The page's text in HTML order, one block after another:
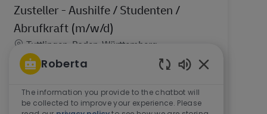
Zusteller - Aushilfe / Studenten /
Abrufkraft (m/w/d)
Location
Tuttlingen, Baden-Württemberg,
Germany
Werde Aushilfe auf Abruf als Postbote für Pakete
und Briefe. Als Aushilfe bist du an einzelnen
Tagen nach Absprache für uns tätig. Nach einer
Roberta
The information you provide to the chatbot will
be collected to improve your experience. Please